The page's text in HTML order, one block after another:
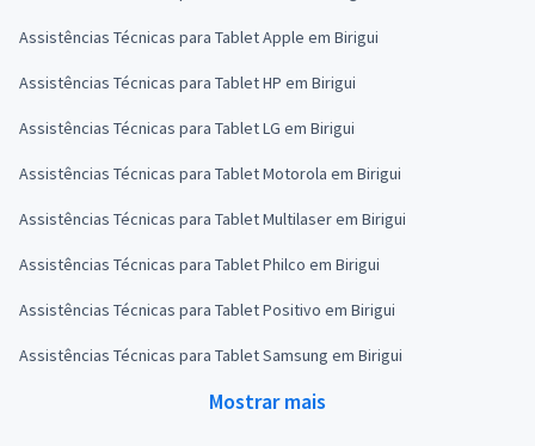
Assistências Técnicas para Tablet Apple em Birigui
Assistências Técnicas para Tablet HP em Birigui
Assistências Técnicas para Tablet LG em Birigui
Assistências Técnicas para Tablet Motorola em Birigui
Assistências Técnicas para Tablet Multilaser em Birigui
Assistências Técnicas para Tablet Philco em Birigui
Assistências Técnicas para Tablet Positivo em Birigui
Assistências Técnicas para Tablet Samsung em Birigui
Mostrar mais